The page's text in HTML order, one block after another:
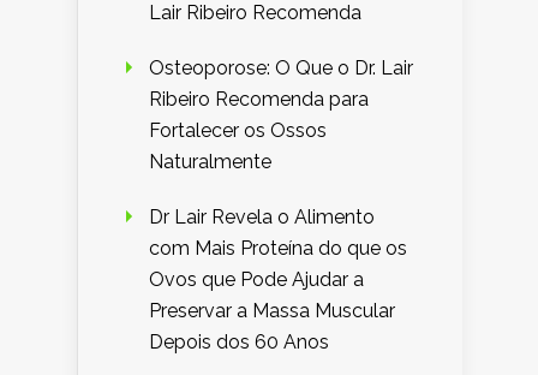
Lair Ribeiro Recomenda
Osteoporose: O Que o Dr. Lair
Ribeiro Recomenda para
Fortalecer os Ossos
Naturalmente
Dr Lair Revela o Alimento
com Mais Proteína do que os
Ovos que Pode Ajudar a
Preservar a Massa Muscular
Depois dos 60 Anos